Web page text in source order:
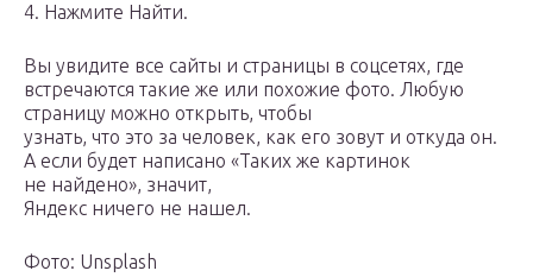
4. Нажмите Найти.
Вы увидите все сайты и страницы в соцсетях, где
встречаются такие же или похожие фото. Любую
страницу можно открыть, чтобы
узнать, что это за человек, как его зовут и откуда он.
А если будет написано «Таких же картинок
не найдено», значит,
Яндекс ничего не нашел.
Фото: Unsplash